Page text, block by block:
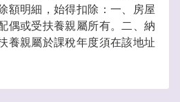
額明細，始得扣除：一、房屋
偶或受扶養親屬所有。二、納
養親屬於課稅年度須在該地址